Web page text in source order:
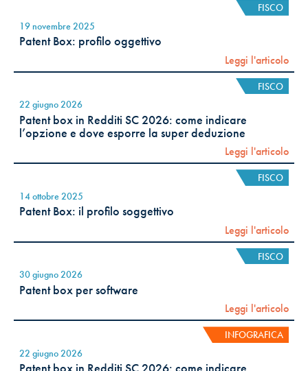
FISCO
19 novembre 2025
Patent Box: profilo oggettivo
Leggi l'articolo
FISCO
22 giugno 2026
Patent box in Redditi SC 2026: come indicare
l’opzione e dove esporre la super deduzione
Leggi l'articolo
FISCO
14 ottobre 2025
Patent Box: il profilo soggettivo
Leggi l'articolo
FISCO
30 giugno 2026
Patent box per software
Leggi l'articolo
INFOGRAFICA
22 giugno 2026